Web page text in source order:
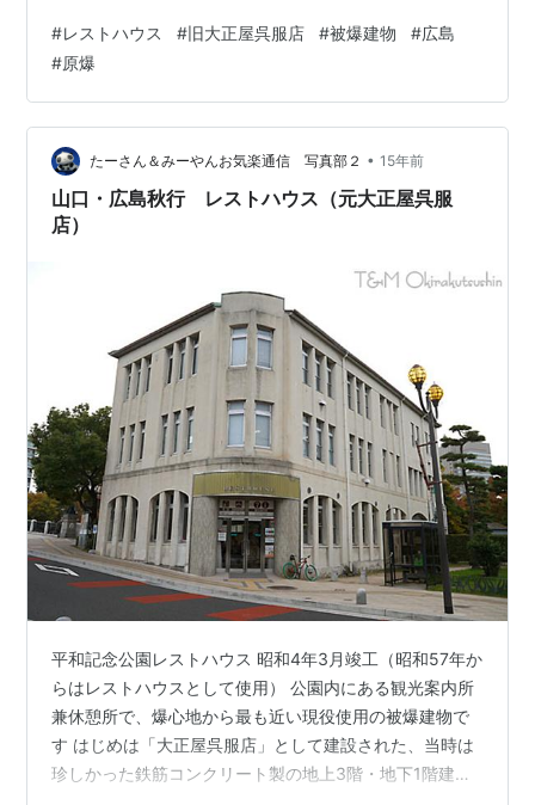
たにもかかわらず、当時の姿を留めているってすごいで
すね。そして地下室は当時のまま残っているそうです。
#レストハウス #旧大正屋呉服店 #被爆建物 #広島
#原爆
たーさん＆みーやんお気楽通信 写真部２ • 15年前
山口・広島秋行 レストハウス（元大正屋呉服
店）
平和記念公園レストハウス 昭和4年3月竣工（昭和57年か
らはレストハウスとして使用） 公園内にある観光案内所
兼休憩所で、爆心地から最も近い現役使用の被爆建物で
す はじめは「大正屋呉服店」として建設された、当時は
珍しかった鉄筋コンクリート製の地上3階・地下1階建て